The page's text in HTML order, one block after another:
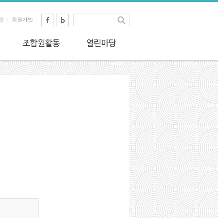
회원가입